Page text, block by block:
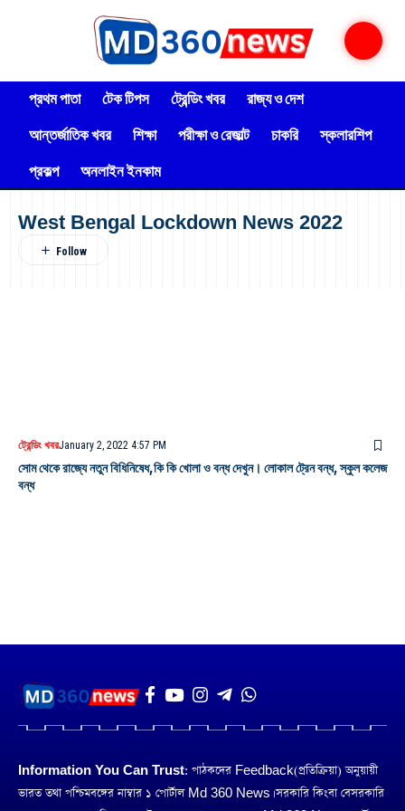
প্রথম পাতা টেক টিপস ট্রেন্ডিং খবর
রাজ্য ও দেশ
আন্তর্জাতিক খবর
শিক্ষা পরীক্ষা ও রেজাল্ট চাকরি
স্কলারশিপ
প্রকল্প
অনলাইন ইনকাম
West Bengal Lockdown News 2022
ট্রেন্ডিং খবরJanuary 2, 2022 4:57 PM
সোম থেকে রাজ্যে নতুন বিধিনিষেধ,কি কি খোলা ও বন্ধ দেখুন। লোকাল ট্রেন বন্ধ, স্কুল কলেজ
বন্ধ
Information You Can Trust: পাঠকদের Feedback(প্রতিক্রিয়া) অনুয়ায়ী
ভারত তথা পশ্চিমবঙ্গের নাম্বার ১ পোর্টাল Md 360 News। সরকারি কিংবা বেসরকারি